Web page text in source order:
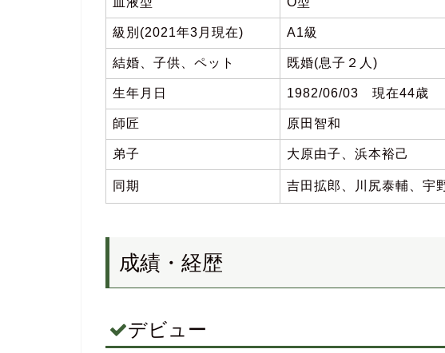
級別(2021年3月現在) A1級
結婚、子供、ペット 既婚(息子２人)
生年月日 1982/06/03 現在44歳
師匠 原田智和
弟子 大原由子、浜本裕己
同期 吉田拡郎、川尻泰輔、宇
成績・経歴
デビュー